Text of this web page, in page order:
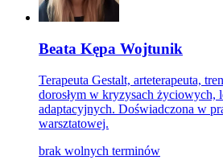
Beata Kępa Wojtunik
Terapeuta Gestalt, arteterapeuta,
dorosłym w kryzysach życiowych,
adaptacyjnych. Doświadczona w
warsztatowej.
brak wolnych terminów